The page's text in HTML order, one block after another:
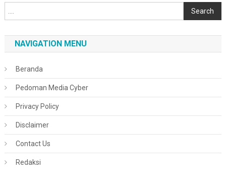
Search
NAVIGATION MENU
Beranda
Pedoman Media Cyber
Privacy Policy
Disclaimer
Contact Us
Redaksi